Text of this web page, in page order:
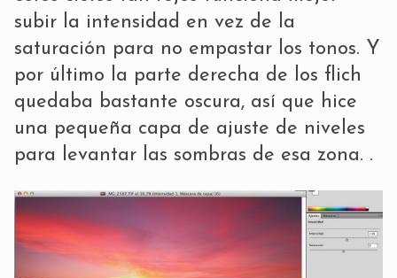
subir la intensidad en vez de la
saturación para no empastar los tonos. Y
por último la parte derecha de los flich
quedaba bastante oscura, así que hice
una pequeña capa de ajuste de niveles
para levantar las sombras de esa zona. .